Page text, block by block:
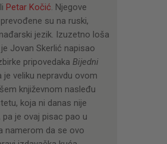
Petar Kočić. Njegove
su na ruski,
jezik. Izuzetno loša
Jovan Skerlić napisao
pripovedaka Bijedni
je veliku nepravdu ovom
književnom nasleđu
koja ni danas nije
pa je ovaj pisac pao u
namerom da se ovo